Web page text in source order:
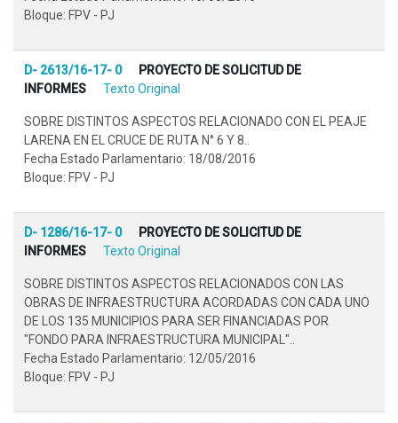
Bloque: FPV - PJ
D- 2613/16-17- 0
PROYECTO DE SOLICITUD DE
INFORMES
Texto Original
SOBRE DISTINTOS ASPECTOS RELACIONADO CON EL PEAJE
LARENA EN EL CRUCE DE RUTA N° 6 Y 8..
Fecha Estado Parlamentario: 18/08/2016
Bloque: FPV - PJ
D- 1286/16-17- 0
PROYECTO DE SOLICITUD DE
INFORMES
Texto Original
SOBRE DISTINTOS ASPECTOS RELACIONADOS CON LAS
OBRAS DE INFRAESTRUCTURA ACORDADAS CON CADA UNO
DE LOS 135 MUNICIPIOS PARA SER FINANCIADAS POR
"FONDO PARA INFRAESTRUCTURA MUNICIPAL"..
Fecha Estado Parlamentario: 12/05/2016
Bloque: FPV - PJ